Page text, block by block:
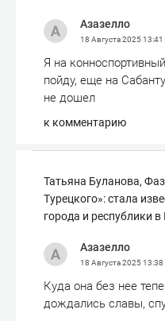
Азазелло
18 Августа 202513:41
Я на
пойду, еще на
не дошел
к комментарию
Татьяна Буланова,
Турецкого»: стала
города и республики в
Азазелло
18 Августа 202513:38
Куда она без нее
дождались славы,